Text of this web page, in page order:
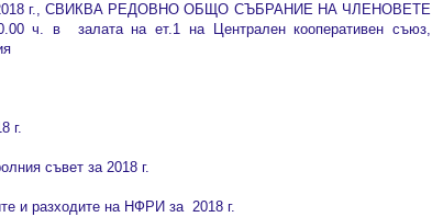
г., СВИКВА РЕДОВНО ОБЩО СЪБРАНИЕ НА ЧЛЕНОВЕТЕ
ч. в залата на ет.1 на Централен кооперативен съюз,
г.
съвет за 2018 г.
и разходите на НФРИ за 2018 г.